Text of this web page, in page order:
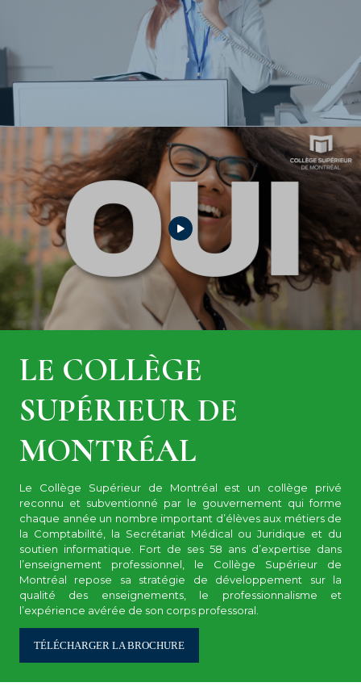
LE COLLÈGE
SUPÉRIEUR DE
MONTRÉAL
Le Collège Supérieur de Montréal est un collège privé
reconnu et subventionné par le gouvernement qui forme
chaque année un nombre important d’élèves aux métiers de
la Comptabilité, la Secrétariat Médical ou Juridique et du
soutien informatique. Fort de ses 58 ans d’expertise dans
l’enseignement professionnel, le Collège Supérieur de
Montréal repose sa stratégie de développement sur la
qualité des enseignements, le professionnalisme et
l’expérience avérée de son corps professoral.
TÉLÉCHARGER LA BROCHURE